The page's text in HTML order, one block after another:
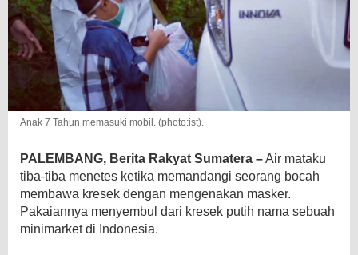
Anak 7 Tahun memasuki mobil. (photo:ist).
PALEMBANG, Berita Rakyat Sumatera –Air mataku
tiba-tiba menetes ketika memandangi seorang bocah
membawa kresek dengan mengenakan masker.
Pakaiannya menyembul dari kresek putih nama sebuah
minimarket di Indonesia.